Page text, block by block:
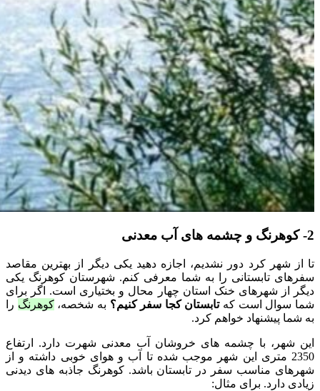
2- کوهرنگ و چشمه های آب معدنی
تا از شهر کرد دور نشدیم، اجازه دهید یکی دیگر از بهترین مقاصد
سفرهای تابستانی را به شما معرفی کنم. شهرستان کوهرنگ یکی
دیگر از شهرهای خنک استان چهار محال و بختیاری است. اگر برای
شما سوال است که تابستان کجا سفر کنیم؟ به شخصه،کوهرنگ را
به شما پیشنهاد خواهم کرد.
این شهر، با چشمه های خروشان آب معدنی شهرت دارد. ارتفاع
2350 متری این شهر موجب شده تا آب و هوای خوبی داشته و از
شهرهای مناسب سفر در تابستان باشد. کوهرنگ جاذبه های دیدنی
زیادی دارد. برای مثال: